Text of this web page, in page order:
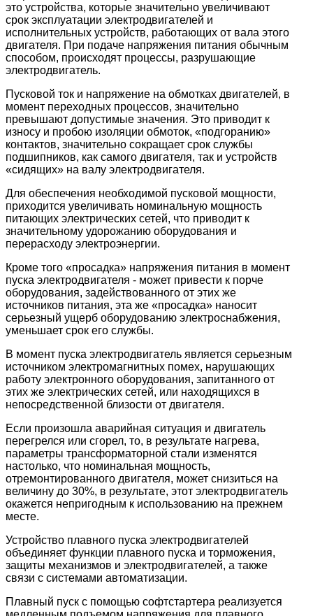
это устройства, которые значительно увеличивают
срок эксплуатации электродвигателей и
исполнительных устройств, работающих от вала этого
двигателя. При подаче напряжения питания обычным
способом, происходят процессы, разрушающие
электродвигатель.
Пусковой ток и напряжение на обмотках двигателей, в
момент переходных процессов, значительно
превышают допустимые значения. Это приводит к
износу и пробою изоляции обмоток, «подгоранию»
контактов, значительно сокращает срок службы
подшипников, как самого двигателя, так и устройств
«сидящих» на валу электродвигателя.
Для обеспечения необходимой пусковой мощности,
приходится увеличивать номинальную мощность
питающих электрических сетей, что приводит к
значительному удорожанию оборудования и
перерасходу электроэнергии.
Кроме того «просадка» напряжения питания в момент
пуска электродвигателя - может привести к порче
оборудования, задействованного от этих же
источников питания, эта же «просадка» наносит
серьезный ущерб оборудованию электроснабжения,
уменьшает срок его службы.
В момент пуска электродвигатель является серьезным
источником электромагнитных помех, нарушающих
работу электронного оборудования, запитанного от
этих же электрических сетей, или находящихся в
непосредственной близости от двигателя.
Если произошла аварийная ситуация и двигатель
перегрелся или сгорел, то, в результате нагрева,
параметры трансформаторной стали изменятся
настолько, что номинальная мощность,
отремонтированного двигателя, может снизиться на
величину до 30%, в результате, этот электродвигатель
окажется непригодным к использованию на прежнем
месте.
Устройство плавного пуска электродвигателей
объединяет функции плавного пуска и торможения,
защиты механизмов и электродвигателей, а также
связи с системами автоматизации.
Плавный пуск с помощью софтстартера реализуется